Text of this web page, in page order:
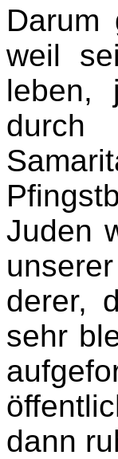
weil
leben,
durch
Juden
derer,
sehr
dann